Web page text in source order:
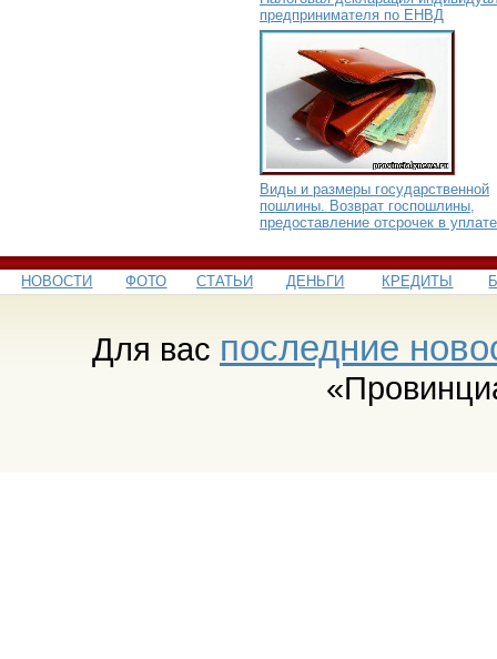
предпринимателя по ЕНВД
Виды и размеры государственной
пошлины. Возврат госпошлины,
предоставление отсрочек в уплате
НОВОСТИ ФОТО СТАТЬИ ДЕНЬГИ КРЕДИТЫ
Для вас последние